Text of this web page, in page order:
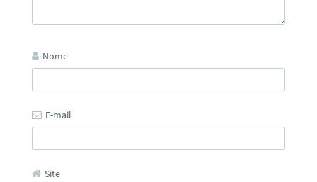
Nome
E-mail
Site